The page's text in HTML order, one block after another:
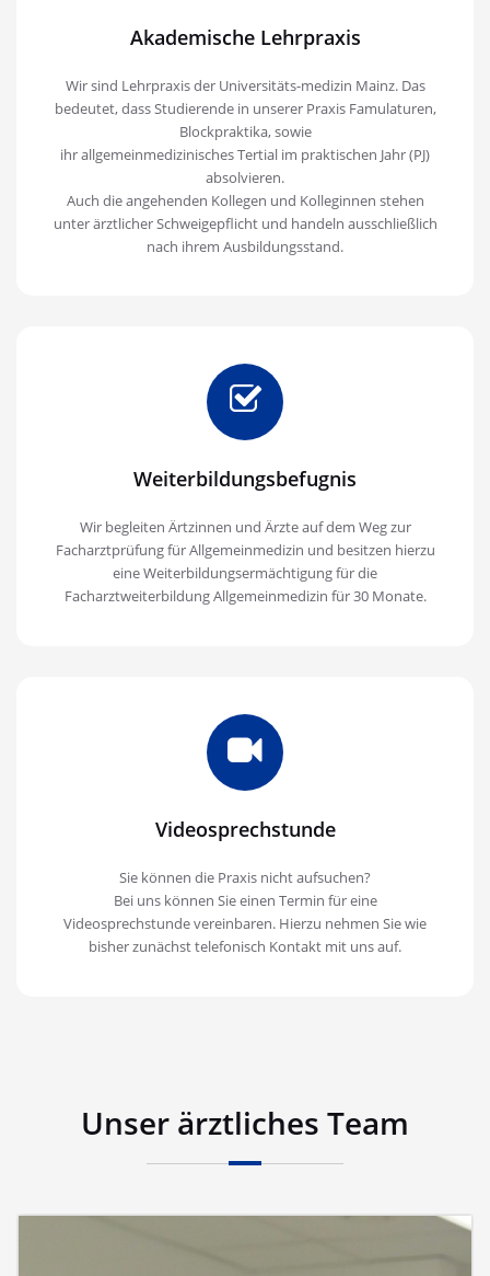
und Dr. (BG) Y. Seiferth
Allgemeinmedizin -
Akademische
Lehrpraxis der
Universitätsmedizin
der JGU Mainz
KONTAKT AUFNEHMEN /
Akademische Lehrpraxis
Wir sind Lehrpraxis der Universitäts-medizin Mainz. Das
bedeutet, dass Studierende in unserer Praxis Famulaturen,
Blockpraktika, sowie
ihr allgemeinmedizinisches Tertial im praktischen Jahr (PJ)
absolvieren.
Auch die angehenden Kollegen und Kolleginnen stehen
unter ärztlicher Schweigepflicht und handeln ausschließlich
nach ihrem Ausbildungsstand.
Weiterbildungsbefugnis
Wir begleiten Ärtzinnen und Ärzte auf dem Weg zur
Facharztprüfung für Allgemeinmedizin und besitzen hierzu
eine Weiterbildungsermächtigung für die
Facharztweiterbildung Allgemeinmedizin für 30 Monate.
Videosprechstunde
Sie können die Praxis nicht aufsuchen?
Bei uns können Sie einen Termin für eine
Videosprechstunde vereinbaren. Hierzu nehmen Sie wie
bisher zunächst telefonisch Kontakt mit uns auf.
Unser ärztliches Team